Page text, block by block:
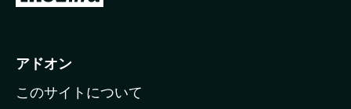
i
l
アドオン
このサイトについて